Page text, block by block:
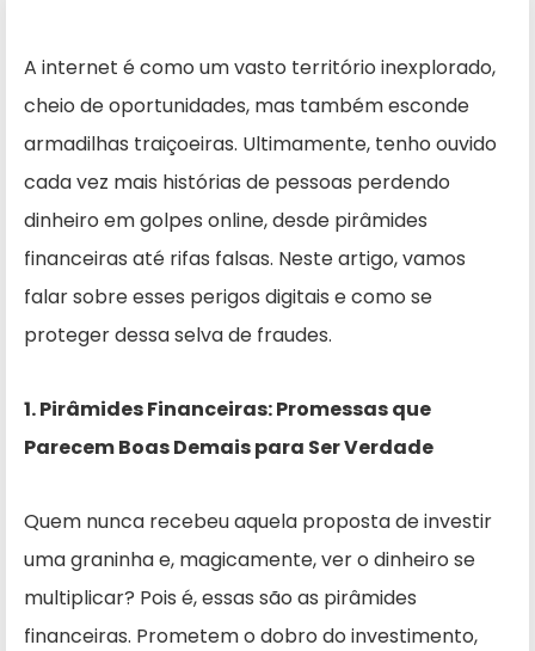
A internet é como um vasto território inexplorado,
cheio de oportunidades, mas também esconde
armadilhas traiçoeiras. Ultimamente, tenho ouvido
cada vez mais histórias de pessoas perdendo
dinheiro em golpes online, desde pirâmides
financeiras até rifas falsas. Neste artigo, vamos
falar sobre esses perigos digitais e como se
proteger dessa selva de fraudes.
1. Pirâmides Financeiras: Promessas que
Parecem Boas Demais para Ser Verdade
Quem nunca recebeu aquela proposta de investir
uma graninha e, magicamente, ver o dinheiro se
multiplicar? Pois é, essas são as pirâmides
financeiras. Prometem o dobro do investimento,